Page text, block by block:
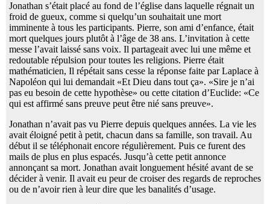
Jonathan s’était placé au fond de l’église dans laquelle régnait un
froid de gueux, comme si quelqu’un souhaitait une mort
imminente à tous les participants. Pierre, son ami d’enfance, était
mort quelques jours plutôt à l’âge de 38 ans. L’invitation à cette
messe l’avait laissé sans voix. Il partageait avec lui une même et
redoutable répulsion pour toutes les religions. Pierre était
mathématicien, Il répétait sans cesse la réponse faite par Laplace à
Napoléon qui lui demandait «Et Dieu dans tout ça». «Sire je n’ai
pas eu besoin de cette hypothèse» ou cette citation d’Euclide: «Ce
qui est affirmé sans preuve peut être nié sans preuve».
Jonathan n’avait pas vu Pierre depuis quelques années. La vie les
avait éloigné petit à petit, chacun dans sa famille, son travail. Au
début il se téléphonait encore régulièrement. Puis ce furent des
mails de plus en plus espacés. Jusqu’à cette petit annonce
annonçant sa mort. Jonathan avait longuement hésité avant de se
décider à venir. Il avait eu peur de croiser des regards de reproches
ou de n’avoir rien à leur dire que les banalités d’usage.